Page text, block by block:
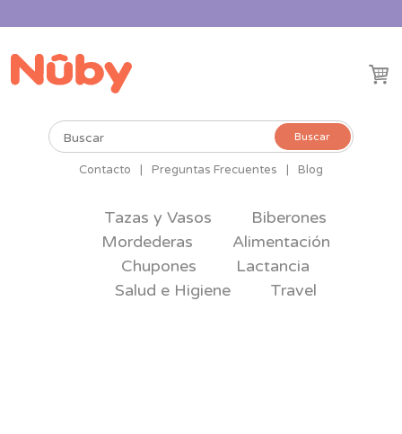
Buscar
Buscar
Contacto Preguntas Frecuentes Blog
Tazas y Vasos
Biberones
Mordederas
Alimentación
Chupones
Lactancia
Salud e Higiene
Travel